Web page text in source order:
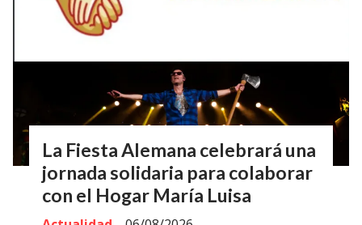
La Fiesta Alemana celebrará una
jornada solidaria para colaborar
con el Hogar María Luisa